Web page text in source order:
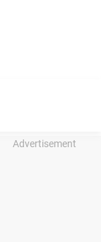
Advertisement